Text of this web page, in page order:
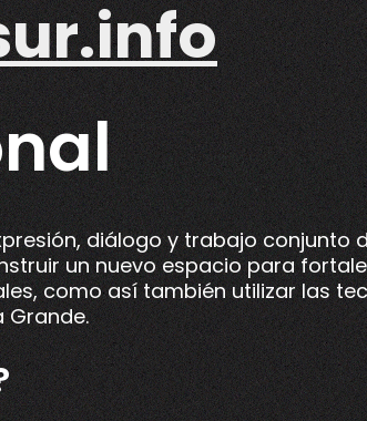
diálogo y trabajo
un nuevo espacio para
como así también utilizar las
Grande.